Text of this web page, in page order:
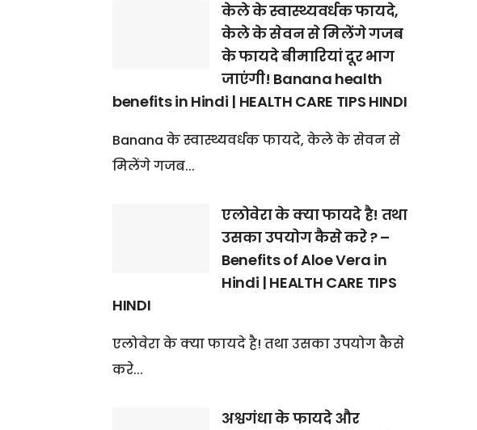
केले के स्वास्थ्यवर्धक फायदे,
केले के सेवन से मिलेंगे गजब
के फायदे बीमारियां दूर भाग
जाएंगी! Banana health
benefits in Hindi | HEALTH CARE TIPS HINDI
Banana के स्वास्थ्यवर्धक फायदे, केले के सेवन से
मिलेंगे गजब...
एलोवेरा के क्या फायदे है! तथा
उसका उपयोग कैसे करे ? –
Benefits of Aloe Vera in
Hindi | HEALTH CARE TIPS
HINDI
एलोवेरा के क्या फायदे है! तथा उसका उपयोग कैसे
करे...
अश्वगंधा के फायदे और